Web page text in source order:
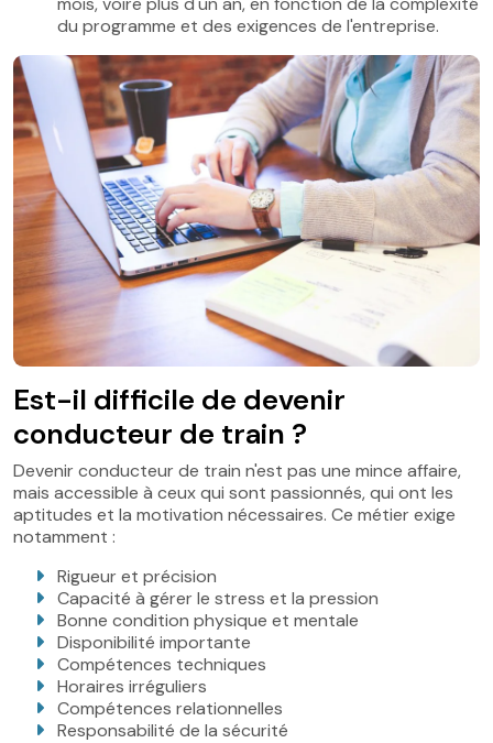
du programme et des exigences de l'entreprise.
Est-il difficile de devenir
conducteur de train ?
Devenir conducteur de train n'est pas une mince affaire,
mais accessible à ceux qui sont passionnés, qui ont les
aptitudes et la motivation nécessaires. Ce métier exige
notamment :
Rigueur et précision
Capacité à gérer le stress et la pression
Bonne condition physique et mentale
Disponibilité importante
Compétences techniques
Horaires irréguliers
Compétences relationnelles
Responsabilité de la sécurité